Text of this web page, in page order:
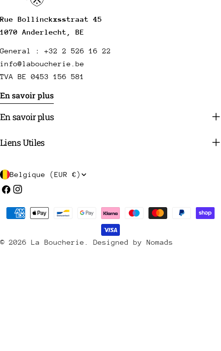
Rue Bollinckxsstraat 45
1070 Anderlecht, BE
General : +32 2 526 16 22
info@laboucherie.be
TVA BE 0453 156 581
En savoir plus
En savoir plus
Liens Utiles
P
a
/
Belgique (EUR €)
Facebook
Instagram
© 2026 La Boucherie Designed by Nomads
Méthodes
payement